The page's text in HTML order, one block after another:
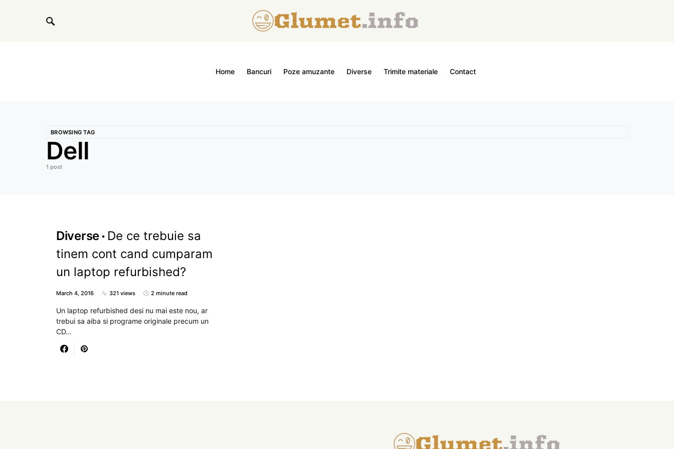
Home Bancuri Poze amuzante Diverse Trimite materiale Contact
BROWSING TAG
Dell
1 post
Diverse
De ce trebuie sa
tinem cont cand cumparam
un laptop refurbished?
March 4, 2016 321 views 2 minute read
Un laptop refurbished desi nu mai este nou, ar
trebui sa aiba si programe originale precum un
CD…